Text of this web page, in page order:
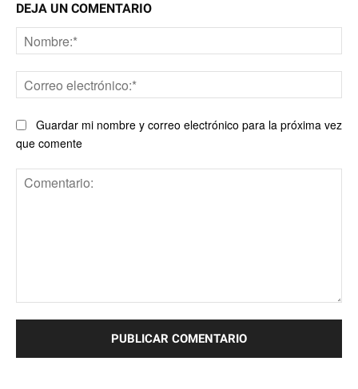
DEJA UN COMENTARIO
Guardar mi nombre y correo electrónico para la próxima vez
que comente